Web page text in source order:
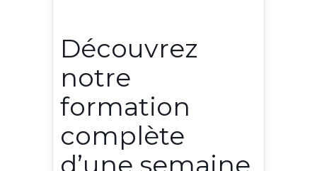
Découvrez
notre
formation
complète
d’une semaine